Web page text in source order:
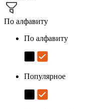
По алфавиту
По алфавиту
Популярное